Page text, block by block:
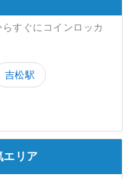
すぐにコインロッカ
吉松駅
エリア